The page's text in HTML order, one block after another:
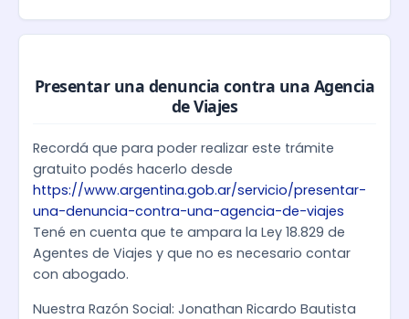
Presentar una denuncia contra una Agencia
de Viajes
Recordá que para poder realizar este trámite
gratuito podés hacerlo desde
https://www.argentina.gob.ar/servicio/presentar-
una-denuncia-contra-una-agencia-de-viajes
Tené en cuenta que te ampara la Ley 18.829 de
Agentes de Viajes y que no es necesario contar
con abogado.
Nuestra Razón Social: Jonathan Ricardo Bautista